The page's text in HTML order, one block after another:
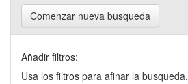
Comenzar nueva busqueda
Añadir filtros:
Usa los filtros para afinar la busqueda.